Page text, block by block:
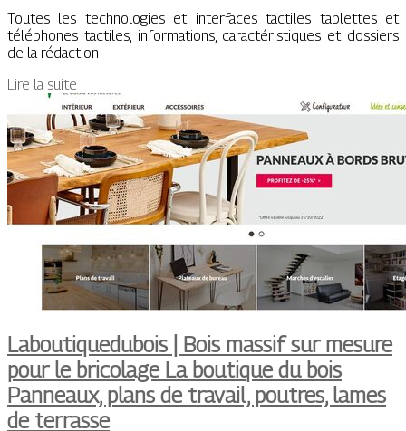
Toutes les technologies et interfaces tactiles tablettes et
téléphones tactiles, informations, caractéristiques et dossiers
de la rédaction
Lire la suite
Laboutiquedu­bois | Bois massif sur mesure
pour le bricolage La boutique du bois
Panneaux, plans de travail, poutres, lames
de terrasse